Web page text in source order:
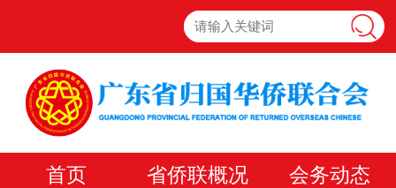
首页 省侨联概况
会务动态